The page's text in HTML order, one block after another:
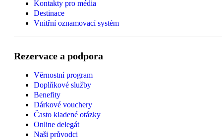
Kontakty pro média
Destinace
Vnitřní oznamovací systém
Rezervace a podpora
Věrnostní program
Doplňkové služby
Benefity
Dárkové vouchery
Často kladené otázky
Online delegát
Naši průvodci